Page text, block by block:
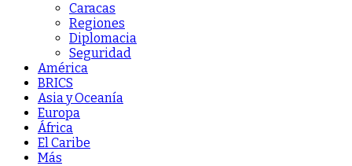
Caracas
Regiones
Diplomacia
Seguridad
América
BRICS
Asia y Oceanía
Europa
África
El Caribe
Más